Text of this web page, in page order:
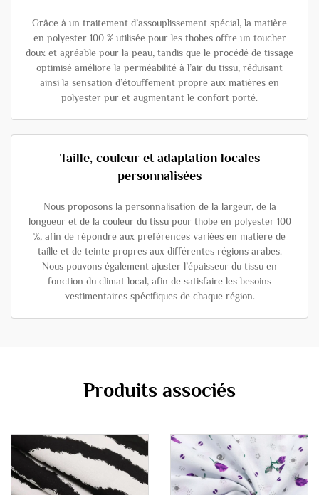
Grâce à un traitement d’assouplissement spécial, la matière
en polyester 100 % utilisée pour les thobes offre un toucher
doux et agréable pour la peau, tandis que le procédé de tissage
optimisé améliore la perméabilité à l’air du tissu, réduisant
ainsi la sensation d’étouffement propre aux matières en
polyester pur et augmentant le confort porté.
Taille, couleur et adaptation locales
personnalisées
Nous proposons la personnalisation de la largeur, de la
longueur et de la couleur du tissu pour thobe en polyester 100
%, afin de répondre aux préférences variées en matière de
taille et de teinte propres aux différentes régions arabes.
Nous pouvons également ajuster l’épaisseur du tissu en
fonction du climat local, afin de satisfaire les besoins
vestimentaires spécifiques de chaque région.
Produits associés